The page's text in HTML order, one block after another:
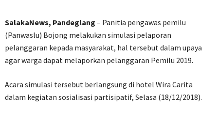
SalakaNews, Pandeglang – Panitia pengawas pemilu
(Panwaslu) Bojong melakukan simulasi pelaporan
pelanggaran kepada masyarakat, hal tersebut dalam upaya
agar warga dapat melaporkan pelanggaran Pemilu 2019.
Acara simulasi tersebut berlangsung di hotel Wira Carita
dalam kegiatan sosialisasi partisipatif, Selasa (18/12/2018).